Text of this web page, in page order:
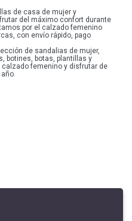
de casa de mujer y
del máximo confort durante
por el calzado femenino
con envío rápido, pago
de sandalias de mujer,
, botines, botas, plantillas y
femenino y disfrutar de